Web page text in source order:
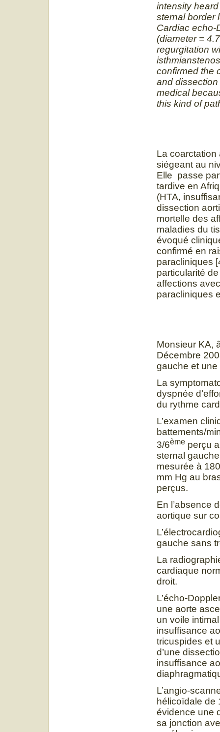
intensity
sternal border
Cardiac echo-
(diameter =
regurgitation
confirmed the
and
medical
this kind of
La coarctation
siégeant au
Elle passe
tardive en
(HTA,
dissection
mortelle des
maladies du
évoqué
confirmé en
paracliniques
particularité
affections
paracliniques
Monsieur KA,
Décembre
gauche et une
La
dyspnée
du rythme
L’examen
battements/
3/6ème perçu
sternal
mesurée à
mm Hg au
perçus.
En l’absence
aortique sur
gauche sans
La
cardiaque
droit.
L’écho-
une aorte
un voile
insuffisance
tricuspides et
d’une
insuffisance
L’angio-
hélicoïdale de
évidence une
sa jonction